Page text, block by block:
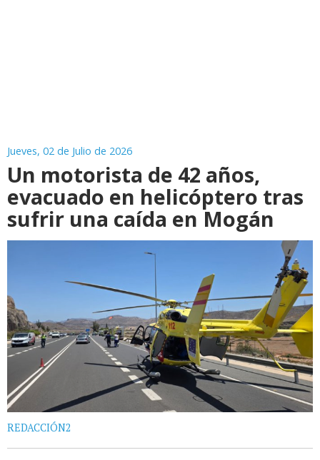
Jueves, 02 de Julio de 2026
Un motorista de 42 años,
evacuado en helicóptero tras
sufrir una caída en Mogán
REDACCIÓN2